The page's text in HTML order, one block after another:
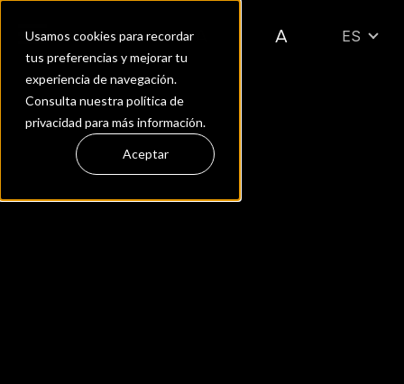
Usamos cookies para recordar
tus preferencias y mejorar tu
experiencia de navegación.
Consulta nuestra política de
privacidad para más información.
Aceptar
ES